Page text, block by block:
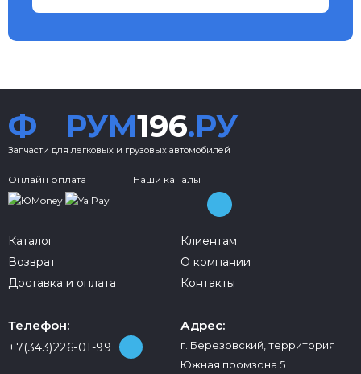
Ф РУМ196.РУ
Запчасти для легковых и грузовых автомобилей
Онлайн оплата Наши каналы
Каталог
Возврат
Доставка и оплата
Клиентам
О компании
Контакты
Телефон:
+7(343)226-01-99
Адрес:
г. Березовский, территория
Южная промзона 5